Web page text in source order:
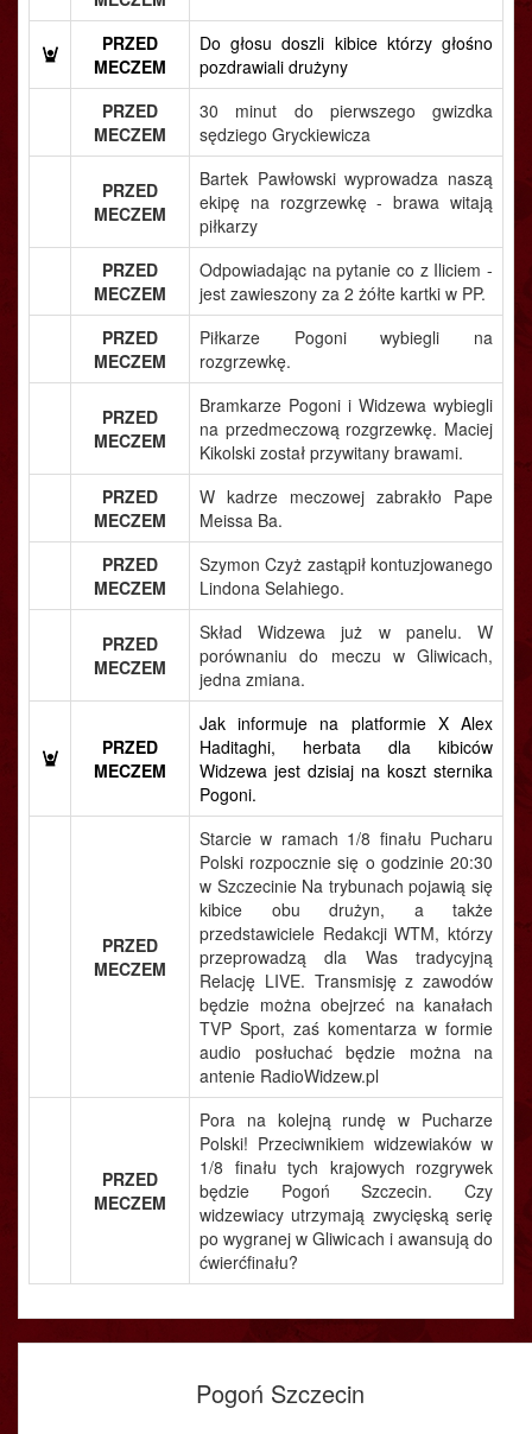
PRZED
MECZEM
Do głosu doszli kibice którzy głośno
pozdrawiali drużyny
PRZED
MECZEM
30 minut do pierwszego gwizdka
sędziego Gryckiewicza
PRZED
MECZEM
Bartek Pawłowski wyprowadza naszą
ekipę na rozgrzewkę - brawa witają
piłkarzy
PRZED
MECZEM
Odpowiadając na pytanie co z Iliciem -
jest zawieszony za 2 żółte kartki w PP.
PRZED
MECZEM
Piłkarze Pogoni wybiegli na
rozgrzewkę.
PRZED
MECZEM
Bramkarze Pogoni i Widzewa wybiegli
na przedmeczową rozgrzewkę. Maciej
Kikolski został przywitany brawami.
PRZED
MECZEM
W kadrze meczowej zabrakło Pape
Meissa Ba.
PRZED
MECZEM
Szymon Czyż zastąpił kontuzjowanego
Lindona Selahiego.
PRZED
MECZEM
Skład Widzewa już w panelu. W
porównaniu do meczu w Gliwicach,
jedna zmiana.
PRZED
MECZEM
Jak informuje na platformie X Alex
Haditaghi, herbata dla kibiców
Widzewa jest dzisiaj na koszt sternika
Pogoni.
PRZED
MECZEM
Starcie w ramach 1/8 finału Pucharu
Polski rozpocznie się o godzinie 20:30
w Szczecinie Na trybunach pojawią się
kibice obu drużyn, a także
przedstawiciele Redakcji WTM, którzy
przeprowadzą dla Was tradycyjną
Relację LIVE. Transmisję z zawodów
będzie można obejrzeć na kanałach
TVP Sport, zaś komentarza w formie
audio posłuchać będzie można na
antenie RadioWidzew.pl
PRZED
MECZEM
Pora na kolejną rundę w Pucharze
Polski! Przeciwnikiem widzewiaków w
1/8 finału tych krajowych rozgrywek
będzie Pogoń Szczecin. Czy
widzewiacy utrzymają zwycięską serię
po wygranej w Gliwicach i awansują do
ćwierćfinału?
Pogoń Szczecin